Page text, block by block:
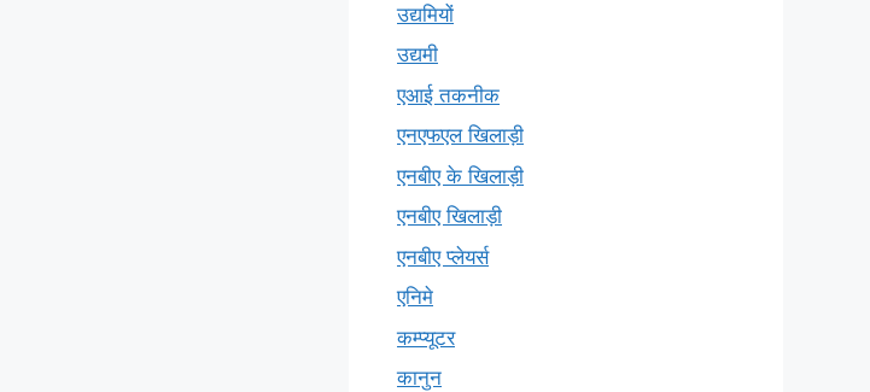
उद्यमियों
उद्यमी
एआई तकनीक
एनएफएल खिलाड़ी
एनबीए के खिलाड़ी
एनबीए खिलाड़ी
एनबीए प्लेयर्स
एनिमे
कम्प्यूटर
कानुन